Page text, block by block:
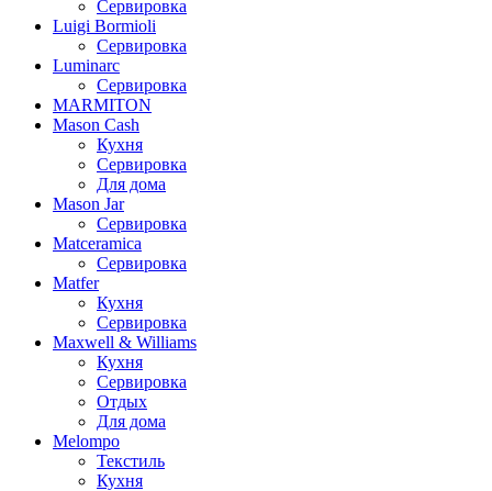
Сервировка
Luigi Bormioli
Сервировка
Luminarc
Сервировка
MARMITON
Mason Cash
Кухня
Сервировка
Для дома
Mason Jar
Сервировка
Matceramica
Сервировка
Matfer
Кухня
Сервировка
Maxwell & Williams
Кухня
Сервировка
Отдых
Для дома
Melompo
Текстиль
Кухня